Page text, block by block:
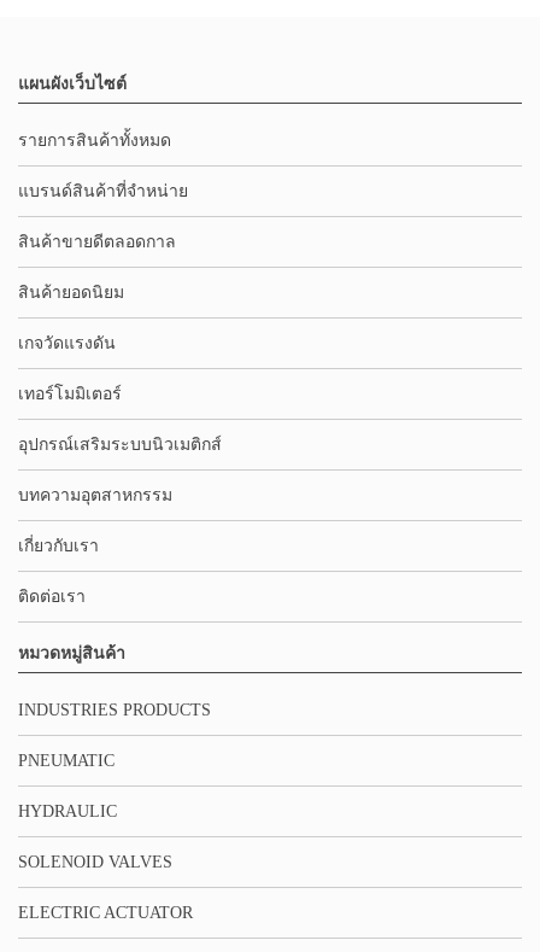
แผนผังเว็บไซต์
รายการสินค้าทั้งหมด
แบรนด์สินค้าที่จำหน่าย
สินค้าขายดีตลอดกาล
สินค้ายอดนิยม
เกจวัดแรงดัน
เทอร์โมมิเตอร์
อุปกรณ์เสริมระบบนิวเมติกส์
บทความอุตสาหกรรม
เกี่ยวกับเรา
ติดต่อเรา
หมวดหมู่สินค้า
INDUSTRIES PRODUCTS
PNEUMATIC
HYDRAULIC
SOLENOID VALVES
ELECTRIC ACTUATOR